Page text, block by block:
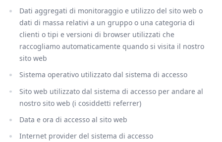
Dati aggregati di monitoraggio e utilizzo del sito web o
dati di massa relativi a un gruppo o una categoria di
clienti o tipi e versioni di browser utilizzati che
raccogliamo automaticamente quando si visita il nostro
sito web
Sistema operativo utilizzato dal sistema di accesso
Sito web utilizzato dal sistema di accesso per andare al
nostro sito web (i cosiddetti referrer)
Data e ora di accesso al sito web
Internet provider del sistema di accesso